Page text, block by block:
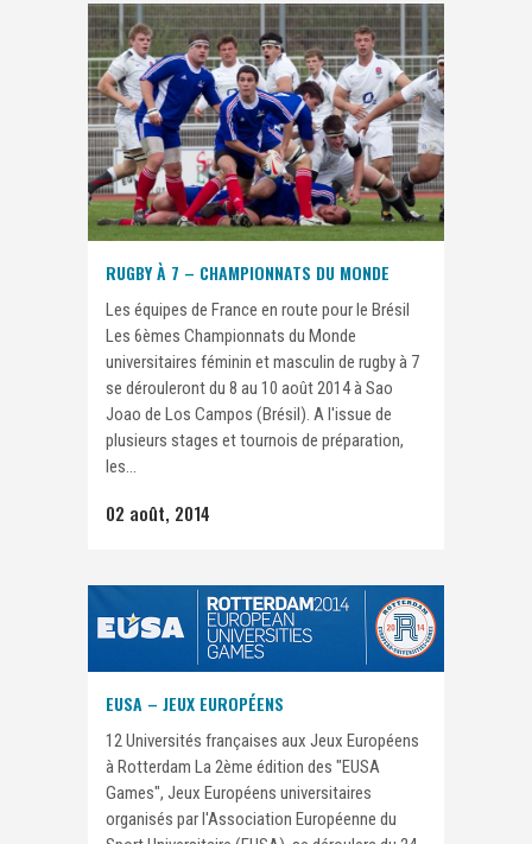
RUGBY À 7 – CHAMPIONNATS DU MONDE
Les équipes de France en route pour le Brésil
Les 6èmes Championnats du Monde
universitaires féminin et masculin de rugby à 7
se dérouleront du 8 au 10 août 2014 à Sao
Joao de Los Campos (Brésil). A l'issue de
plusieurs stages et tournois de préparation,
les...
02 août, 2014
EUSA – JEUX EUROPÉENS
12 Universités françaises aux Jeux Européens
à Rotterdam La 2ème édition des "EUSA
Games", Jeux Européens universitaires
organisés par l'Association Européenne du